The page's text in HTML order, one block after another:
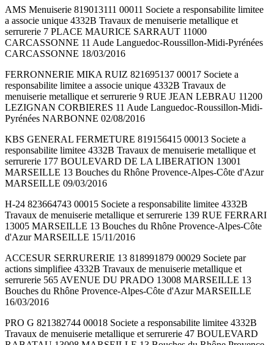
AMS Menuiserie 819013111 00011 Societe a responsabilite limitee
a associe unique 4332B Travaux de menuiserie metallique et
serrurerie 7 PLACE MAURICE SARRAUT 11000
CARCASSONNE 11 Aude Languedoc-Roussillon-Midi-Pyrénées
CARCASSONNE 18/03/2016
FERRONNERIE MIKA RUIZ 821695137 00017 Societe a
responsabilite limitee a associe unique 4332B Travaux de
menuiserie metallique et serrurerie 9 RUE JEAN LEBRAU 11200
LEZIGNAN CORBIERES 11 Aude Languedoc-Roussillon-Midi-
Pyrénées NARBONNE 02/08/2016
KBS GENERAL FERMETURE 819156415 00013 Societe a
responsabilite limitee 4332B Travaux de menuiserie metallique et
serrurerie 177 BOULEVARD DE LA LIBERATION 13001
MARSEILLE 13 Bouches du Rhône Provence-Alpes-Côte d'Azur
MARSEILLE 09/03/2016
H-24 823664743 00015 Societe a responsabilite limitee 4332B
Travaux de menuiserie metallique et serrurerie 139 RUE FERRARI
13005 MARSEILLE 13 Bouches du Rhône Provence-Alpes-Côte
d'Azur MARSEILLE 15/11/2016
ACCESUR SERRURERIE 13 818991879 00029 Societe par
actions simplifiee 4332B Travaux de menuiserie metallique et
serrurerie 565 AVENUE DU PRADO 13008 MARSEILLE 13
Bouches du Rhône Provence-Alpes-Côte d'Azur MARSEILLE
16/03/2016
PRO G 821382744 00018 Societe a responsabilite limitee 4332B
Travaux de menuiserie metallique et serrurerie 47 BOULEVARD